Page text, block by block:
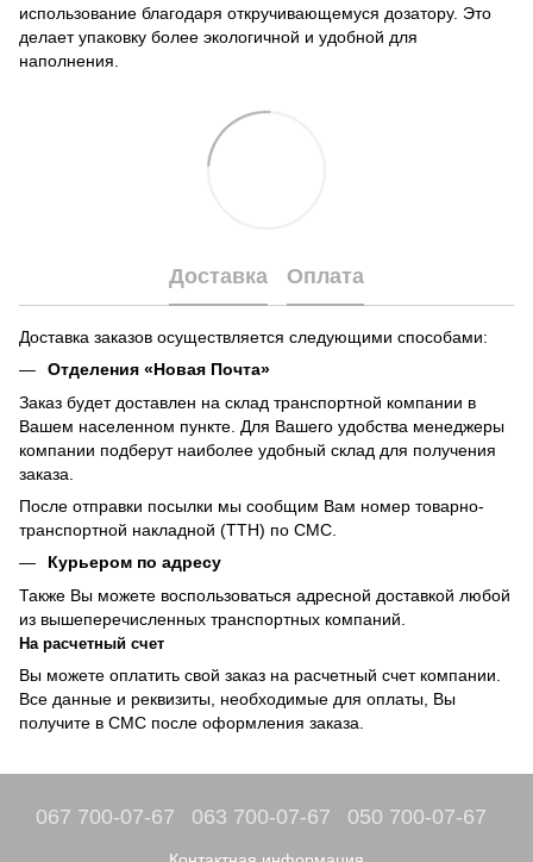
использование благодаря откручивающемуся дозатору. Это
делает упаковку более экологичной и удобной для
наполнения.
Доставка Оплата
Доставка заказов осуществляется следующими способами:
Отделения «Новая Почта»
Заказ будет доставлен на склад транспортной компании в
Вашем населенном пункте. Для Вашего удобства менеджеры
компании подберут наиболее удобный склад для получения
заказа.
После отправки посылки мы сообщим Вам номер товарно-
транспортной накладной (ТТН) по СМС.
Курьером по адресу
Также Вы можете воспользоваться адресной доставкой любой
из вышеперечисленных транспортных компаний.
На расчетный счет
Вы можете оплатить свой заказ на расчетный счет компании.
Все данные и реквизиты, необходимые для оплаты, Вы
получите в СМС после оформления заказа.
067 700-07-67 063 700-07-67 050 700-07-67